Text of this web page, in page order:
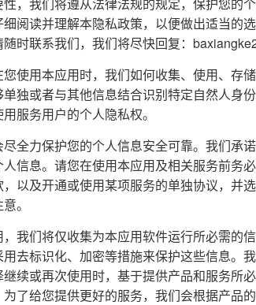
阅读并理解本隐私政策，以便做出适当的
时联系我们，我们将尽快回复：
使用本应用时，我们如何收集、使用、存
独或者与其他信息结合识别特定自然人身
服务用户的个人隐私权。
全力保护您的个人信息安全可靠。我们承
信息。请您在使用本应用及相关服务前务
以及开通或使用某项服务的单独协议，并
。
我们将仅收集为本应用软件运行所必需的
去标识化、加密等措施来保护这些信息。
续或再次使用时，基于提供产品和服务所
了给您提供更好的服务，我们会根据产品